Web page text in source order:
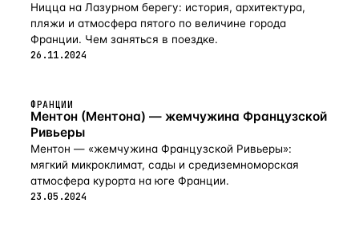
Ницца на Лазурном берегу: история, архитектура,
пляжи и атмосфера пятого по величине города
Франции. Чем заняться в поездке.
26.11.2024
ФРАНЦИИ
Ментон (Ментона) — жемчужина Французской
Ривьеры
Ментон — «жемчужина Французской Ривьеры»:
мягкий микроклимат, сады и средиземноморская
атмосфера курорта на юге Франции.
23.05.2024